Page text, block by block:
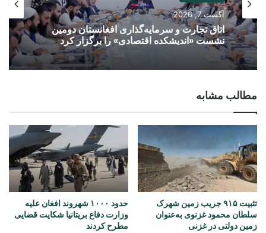
آگست 7, 2026
اتاق تجارت و سرمایه‌گذاری افغانستان دومین
نشست «اندیشکده اقتصادی» را برگزار کرد
مطالب مشابه
تثبیت ۹۱۵ جریب زمین شهرک
سلطان محمود غزنوی به‌عنوان
زمین دولتی در غزنی
حدود ۱۰۰۰ شهروند افغان علیه
وزارت دفاع بریتانیا شکایت قضایی
مطرح کردند